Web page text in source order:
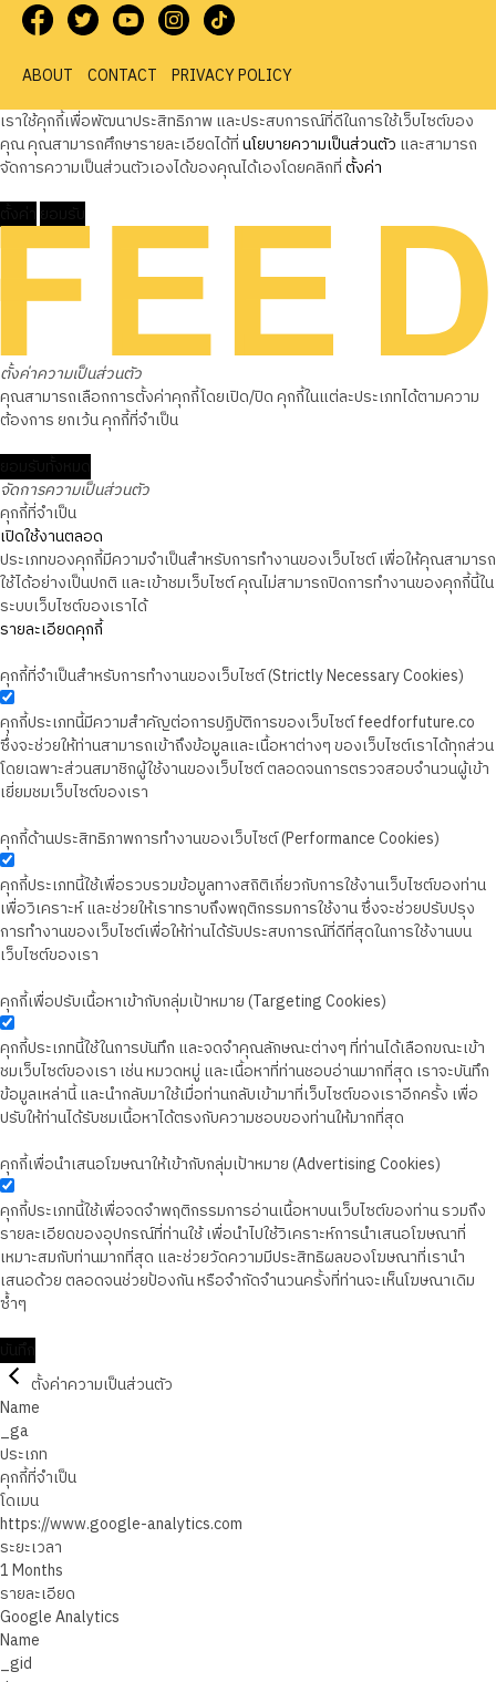
ABOUT CONTACT
PRIVACY POLICY
เราใช้คุกกี้เพื่อพัฒนาประสิทธิภาพ และประสบการณ์ที่ดีในการใช้เว็บไซต์ของ
คุณ คุณสามารถศึกษารายละเอียดได้ที่นโยบายความเป็นส่วนตัว และสามารถ
จัดการความเป็นส่วนตัวเองได้ของคุณได้เองโดยคลิกที่ตั้งค่า
ตั้งค่าความเป็นส่วนตัว
คุณสามารถเลือกการตั้งค่าคุกกี้โดยเปิด/ปิด คุกกี้ในแต่ละประเภทได้ตามความ
ต้องการ ยกเว้น คุกกี้ที่จำเป็น
จัดการความเป็นส่วนตัว
คุกกี้ที่จำเป็น
เปิดใช้งานตลอด
ประเภทของคุกกี้มีความจำเป็นสำหรับการทำงานของเว็บไซต์ เพื่อให้คุณสามารถ
ใช้ได้อย่างเป็นปกติ และเข้าชมเว็บไซต์ คุณไม่สามารถปิดการทำงานของคุกกี้นี้ใน
ระบบเว็บไซต์ของเราได้
รายละเอียดคุกกี้
คุกกี้ที่จำเป็นสำหรับการทำงานของเว็บไซต์ (Strictly Necessary Cookies)
คุกกี้ประเภทนี้มีความสำคัญต่อการปฏิบัติการของเว็บไซต์ feedforfuture.co
ซึ่งจะช่วยให้ท่านสามารถเข้าถึงข้อมูลและเนื้อหาต่างๆ ของเว็บไซต์เราได้ทุกส่วน
โดยเฉพาะส่วนสมาชิกผู้ใช้งานของเว็บไซต์ ตลอดจนการตรวจสอบจำนวนผู้เข้า
เยี่ยมชมเว็บไซต์ของเรา
คุกกี้ด้านประสิทธิภาพการทำงานของเว็บไซต์ (Performance Cookies)
คุกกี้ประเภทนี้ใช้เพื่อรวบรวมข้อมูลทางสถิติเกี่ยวกับการใช้งานเว็บไซต์ของท่าน
เพื่อวิเคราะห์ และช่วยให้เราทราบถึงพฤติกรรมการใช้งาน ซึ่งจะช่วยปรับปรุง
การทำงานของเว็บไซต์เพื่อให้ท่านได้รับประสบการณ์ที่ดีที่สุดในการใช้งานบน
เว็บไซต์ของเรา
คุกกี้เพื่อปรับเนื้อหาเข้ากับกลุ่มเป้าหมาย (Targeting Cookies)
คุกกี้ประเภทนี้ใช้ในการบันทึก และจดจำคุณลักษณะต่างๆ ที่ท่านได้เลือกขณะเข้า
ชมเว็บไซต์ของเรา เช่น หมวดหมู่ และเนื้อหาที่ท่านชอบอ่านมากที่สุด เราจะบันทึก
ข้อมูลเหล่านี้ และนำกลับมาใช้เมื่อท่านกลับเข้ามาที่เว็บไซต์ของเราอีกครั้ง เพื่อ
ปรับให้ท่านได้รับชมเนื้อหาได้ตรงกับความชอบของท่านให้มากที่สุด
คุกกี้เพื่อนำเสนอโฆษณาให้เข้ากับกลุ่มเป้าหมาย (Advertising Cookies)
คุกกี้ประเภทนี้ใช้เพื่อจดจำพฤติกรรมการอ่านเนื้อหาบนเว็บไซต์ของท่าน รวมถึง
รายละเอียดของอุปกรณ์ที่ท่านใช้ เพื่อนำไปใช้วิเคราะห์การนำเสนอโฆษณาที่
เหมาะสมกับท่านมากที่สุด และช่วยวัดความมีประสิทธิผลของโฆษณาที่เรานำ
เสนอด้วย ตลอดจนช่วยป้องกัน หรือจำกัดจำนวนครั้งที่ท่านจะเห็นโฆษณาเดิม
ซ้ำๆ
ตั้งค่าความเป็นส่วนตัว
Name
_ga
ประเภท
คุกกี้ที่จำเป็น
โดเมน
https://www.google-analytics.com
ระยะเวลา
1 Months
รายละเอียด
Google Analytics
Name
_gid